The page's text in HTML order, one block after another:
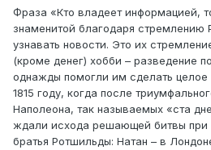
Фраза «Кто владеет информацией,
знаменитой благодаря
узнавать новости. Это их
(кроме денег) хобби – разведение
однажды помогли им сделать целое
1815 году, когда после
Наполеона, так называемых «ста
ждали исхода решающей битвы при
братья Ротшильды: Натан – в